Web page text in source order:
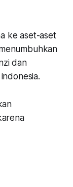
ke aset-aset
dan